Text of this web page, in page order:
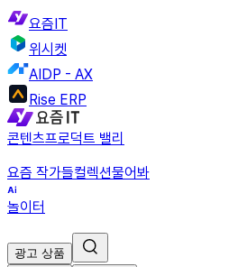
요즘IT
위시켓
AIDP - AX
Rise ERP
콘텐츠프로덕트 밸리
요즘 작가들컬렉션물어봐
놀이터
광고 상품